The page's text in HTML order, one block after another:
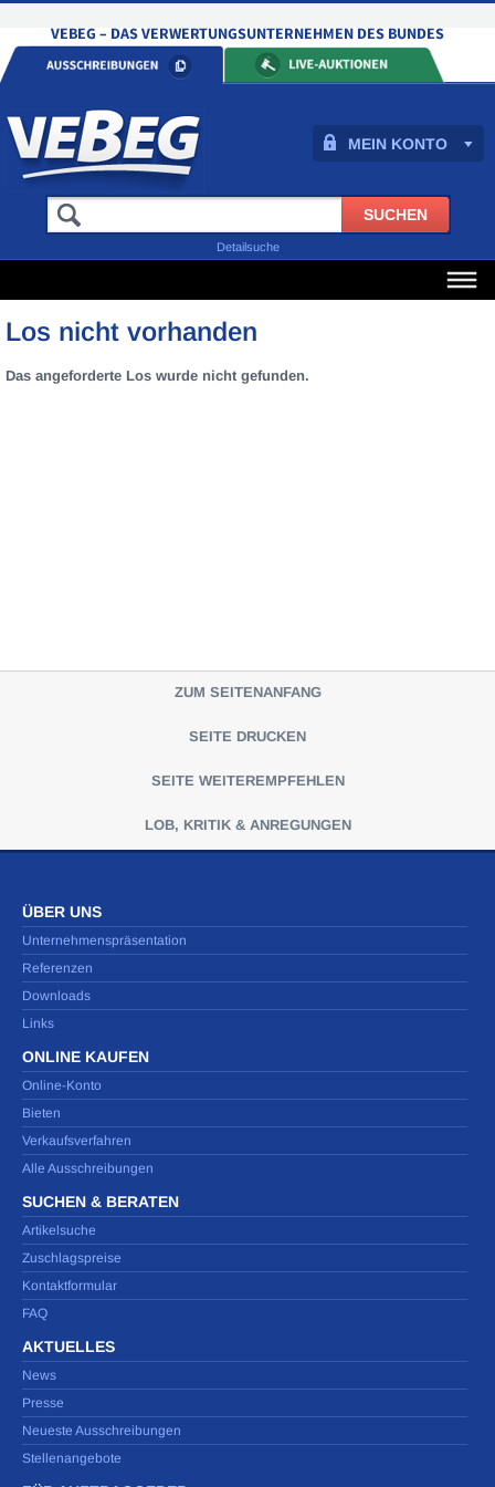
MEIN KONTO
Detailsuche
Los nicht vorhanden
Das angeforderte Los wurde nicht gefunden.
ZUM SEITENANFANG
SEITE DRUCKEN
SEITE WEITEREMPFEHLEN
LOB, KRITIK & ANREGUNGEN
ÜBER UNS
Unternehmenspräsentation
Referenzen
Downloads
Links
ONLINE KAUFEN
Online-Konto
Bieten
Verkaufsverfahren
Alle Ausschreibungen
SUCHEN & BERATEN
Artikelsuche
Zuschlagspreise
Kontaktformular
FAQ
AKTUELLES
News
Presse
Neueste Ausschreibungen
Stellenangebote